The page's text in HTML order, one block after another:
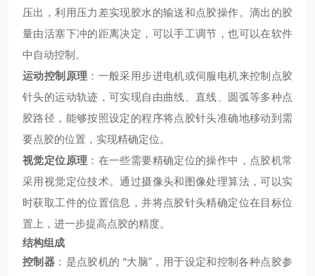
压出，利用压力差实现胶水的输送和点胶操作。滴出的胶
量由活塞下冲的距离决定，可以手工调节，也可以在软件
中自动控制。
运动控制原理 ：一般采用步进电机或伺服电机来控制点胶
针头的运动轨迹，可实现自由曲线、直线、圆弧等多种点
胶路径，能够按照设定的程序将点胶针头准确地移动到需
要点胶的位置，实现精确定位。
视觉定位原理 ：在一些需要精确定位的操作中，点胶机常
采用视觉定位技术。通过摄像头和图像处理算法，可以实
时获取工件的位置信息，并将点胶针头精确定位在目标位
置上，进一步提高点胶的精度。
结构组成
控制器 ：是点胶机的 “大脑"，用于设定和控制各种点胶参